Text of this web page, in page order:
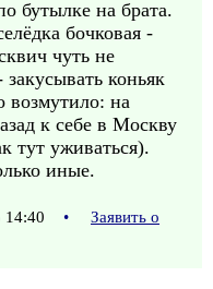
бутылке на брата.
бочковая -
чуть не
коньяк
возмутило: на
к себе в Москву
тут уживаться).
иные.
14:40 •
Заявить о